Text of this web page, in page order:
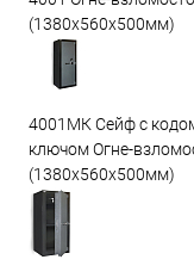
(1380х560х500мм)
4001МК Сейф с
ключом Огне-
(1380х560х500мм)